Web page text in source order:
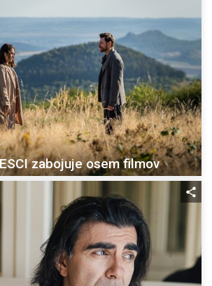
zabojuje osem filmov